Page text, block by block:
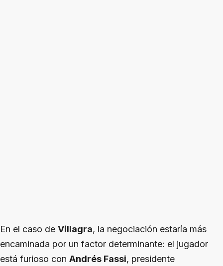
En el caso de Villagra, la negociación estaría más
encaminada por un factor determinante: el jugador
está furioso con Andrés Fassi, presidente